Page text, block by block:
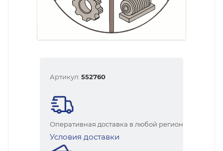
Артикул: 552760
Оперативная доставка в любой регион
Условия доставки